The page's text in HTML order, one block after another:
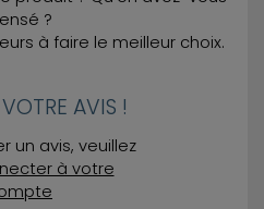
?
à faire le meilleur choix.
AVIS !
un avis, veuillez
à votre